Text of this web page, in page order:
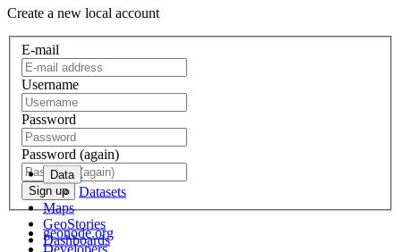
Data
Datasets
Maps
GeoStories
Dashboards
Create a new local account
E-mail
Username
Password
Password (again)
Sign up
geonode.org